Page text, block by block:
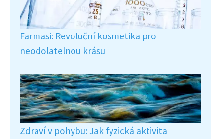
Farmasi: Revoluční kosmetika pro
neodolatelnou krásu
Zdraví v pohybu: Jak fyzická aktivita